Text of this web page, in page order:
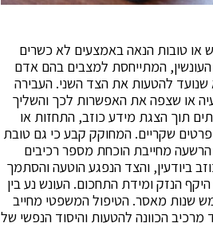
או טובות הנאה באמצעים לא כשרים
פלילית לפי סעיף 415 לחוק העונשין, המתייחסת למצבים בהם אדם
להטעות את הצד השני. העבירה
או שצפה את האפשרות לכך והשליך
תוך הצגת מידע כוזב, התחזות או
שקריים. המחוקק קבע כי גם טובת
הרשעה מחייבת הוכחת מספר רכיבים
ביודעין, והצד הנפגע הוטעה והסתמך
הנזק ומידת התחכום. העונש נע בין
שנות מאסר. הטיפול המשפטי מחייב
הכוונה להטעות והיסוד הנפשי של